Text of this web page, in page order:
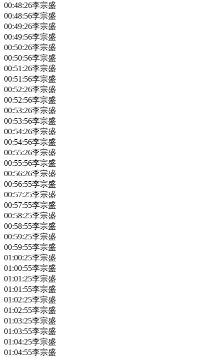
00:48:26李宗盛
00:48:56李宗盛
00:49:26李宗盛
00:49:56李宗盛
00:50:26李宗盛
00:50:56李宗盛
00:51:26李宗盛
00:51:56李宗盛
00:52:26李宗盛
00:52:56李宗盛
00:53:26李宗盛
00:53:56李宗盛
00:54:26李宗盛
00:54:56李宗盛
00:55:26李宗盛
00:55:56李宗盛
00:56:26李宗盛
00:56:55李宗盛
00:57:25李宗盛
00:57:55李宗盛
00:58:25李宗盛
00:58:55李宗盛
00:59:25李宗盛
00:59:55李宗盛
01:00:25李宗盛
01:00:55李宗盛
01:01:25李宗盛
01:01:55李宗盛
01:02:25李宗盛
01:02:55李宗盛
01:03:25李宗盛
01:03:55李宗盛
01:04:25李宗盛
01:04:55李宗盛